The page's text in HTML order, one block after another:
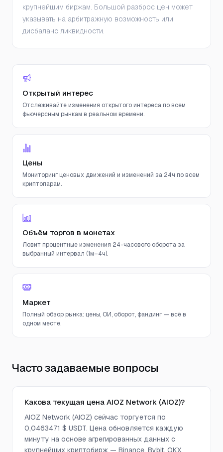
крупнейшим биржам. Большой разброс цен может
указывать на арбитражную возможность или
дисбаланс ликвидности.
Открытый интерес
Отслеживайте изменения открытого интереса по всем
фьючерсным рынкам в реальном времени.
Цены
Мониторинг ценовых движений и изменений за 24ч по всем
криптопарам.
Объём торгов в монетах
Ловит процентные изменения 24-часового оборота за
выбранный интервал (1м–4ч).
Маркет
Полный обзор рынка: цены, ОИ, оборот, фандинг — всё в
одном месте.
Часто задаваемые вопросы
Какова текущая цена AIOZ Network (AIOZ)?
AIOZ Network (AIOZ) сейчас торгуется по
0,0463471 $ USDT. Цена обновляется каждую
минуту на основе агрегированных данных с
крупнейших криптобирж — Binance, Bybit, OKX,